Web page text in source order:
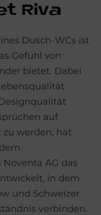
Riva
Dusch-WCs ist
Gefühl von
bietet. Dabei
auf
werden, hat
AG das
in dem
und Schweizer
verbinden.